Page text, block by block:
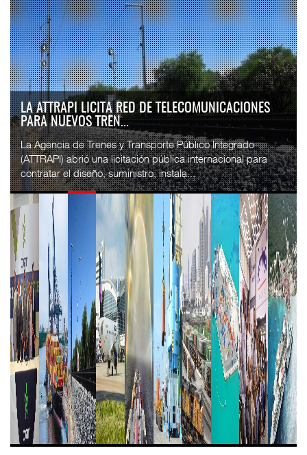
LA ATTRAPI LICITA RED DE TELECOMUNICACIONES
PARA NUEVOS TREN...
La Agencia de Trenes y Transporte Público Integrado
(ATTRAPI) abrió una licitación pública internacional para
contratar el diseño, suministro, instala...